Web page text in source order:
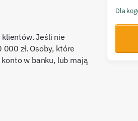
Jeśli nie
zł. Osoby, które
w banku, lub mają
Dla